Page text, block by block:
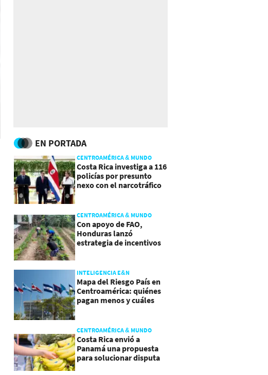
EN PORTADA
CENTROAMÉRICA & MUNDO
Costa Rica investiga a 116
policías por presunto
nexo con el narcotráfico
CENTROAMÉRICA & MUNDO
Con apoyo de FAO,
Honduras lanzó
estrategia de incentivos
INTELIGENCIA E&N
Mapa del Riesgo País en
Centroamérica: quiénes
pagan menos y cuáles
CENTROAMÉRICA & MUNDO
Costa Rica envió a
Panamá una propuesta
para solucionar disputa